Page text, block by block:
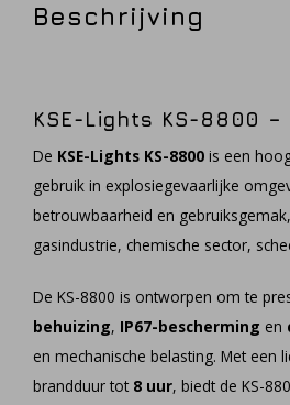
Beschrijving
KSE-Lights KS-8800
De KSE-Lights KS-8800 is een
gebruik in explosiegevaarlijke
betrouwbaarheid en
gasindustrie, chemische sector,
De KS-8800 is ontworpen om te
behuizing, IP67-bescherming en
en mechanische belasting. Met een
brandduur tot 8 uur, biedt de KS-